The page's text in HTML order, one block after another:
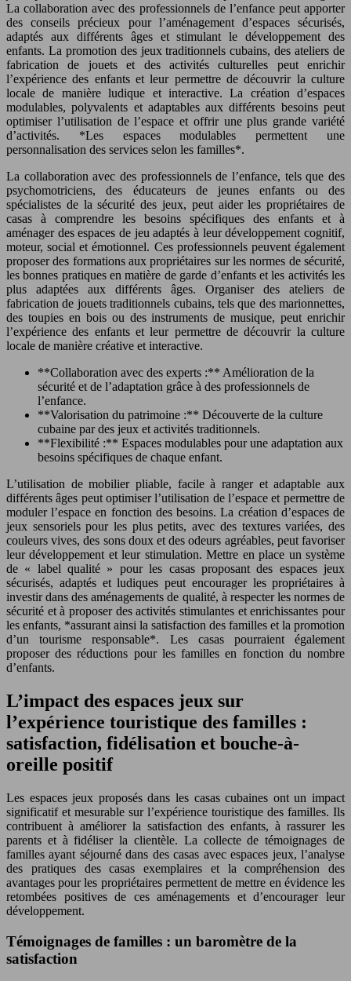
La collaboration avec des professionnels de l’enfance peut apporter
des conseils précieux pour l’aménagement d’espaces sécurisés,
adaptés aux différents âges et stimulant le développement des
enfants. La promotion des jeux traditionnels cubains, des ateliers de
fabrication de jouets et des activités culturelles peut enrichir
l’expérience des enfants et leur permettre de découvrir la culture
locale de manière ludique et interactive. La création d’espaces
modulables, polyvalents et adaptables aux différents besoins peut
optimiser l’utilisation de l’espace et offrir une plus grande variété
d’activités. *Les espaces modulables permettent une
personnalisation des services selon les familles*.
La collaboration avec des professionnels de l’enfance, tels que des
psychomotriciens, des éducateurs de jeunes enfants ou des
spécialistes de la sécurité des jeux, peut aider les propriétaires de
casas à comprendre les besoins spécifiques des enfants et à
aménager des espaces de jeu adaptés à leur développement cognitif,
moteur, social et émotionnel. Ces professionnels peuvent également
proposer des formations aux propriétaires sur les normes de sécurité,
les bonnes pratiques en matière de garde d’enfants et les activités les
plus adaptées aux différents âges. Organiser des ateliers de
fabrication de jouets traditionnels cubains, tels que des marionnettes,
des toupies en bois ou des instruments de musique, peut enrichir
l’expérience des enfants et leur permettre de découvrir la culture
locale de manière créative et interactive.
**Collaboration avec des experts :** Amélioration de la
sécurité et de l’adaptation grâce à des professionnels de
l’enfance.
**Valorisation du patrimoine :** Découverte de la culture
cubaine par des jeux et activités traditionnels.
**Flexibilité :** Espaces modulables pour une adaptation aux
besoins spécifiques de chaque enfant.
L’utilisation de mobilier pliable, facile à ranger et adaptable aux
différents âges peut optimiser l’utilisation de l’espace et permettre de
moduler l’espace en fonction des besoins. La création d’espaces de
jeux sensoriels pour les plus petits, avec des textures variées, des
couleurs vives, des sons doux et des odeurs agréables, peut favoriser
leur développement et leur stimulation. Mettre en place un système
de « label qualité » pour les casas proposant des espaces jeux
sécurisés, adaptés et ludiques peut encourager les propriétaires à
investir dans des aménagements de qualité, à respecter les normes de
sécurité et à proposer des activités stimulantes et enrichissantes pour
les enfants, *assurant ainsi la satisfaction des familles et la promotion
d’un tourisme responsable*. Les casas pourraient également
proposer des réductions pour les familles en fonction du nombre
d’enfants.
L’impact des espaces jeux sur
l’expérience touristique des familles :
satisfaction, fidélisation et bouche-à-
oreille positif
Les espaces jeux proposés dans les casas cubaines ont un impact
significatif et mesurable sur l’expérience touristique des familles. Ils
contribuent à améliorer la satisfaction des enfants, à rassurer les
parents et à fidéliser la clientèle. La collecte de témoignages de
familles ayant séjourné dans des casas avec espaces jeux, l’analyse
des pratiques des casas exemplaires et la compréhension des
avantages pour les propriétaires permettent de mettre en évidence les
retombées positives de ces aménagements et d’encourager leur
développement.
Témoignages de familles : un baromètre de la
satisfaction